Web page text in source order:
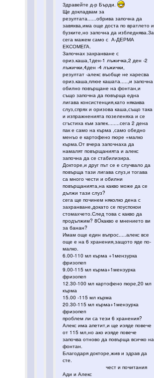
Здравейте д-р Бърди.
Ще докладвам за
резултата......обрива започна да
завяхва,има още доста по вратлето и
бузките,но започна да избледнява.За
сега мажем само с А-ДЕРМА
ЕКСОМЕГА.
Започнах захранване с
ориз.каша,1ден-1 лъжичка,2 ден -2
лъжички,4ден -4 лъжички,
резултат -алекс въобще не харесва
ориз.каша,плюе кашата.....,и започна
обилно повърщане на фонтан,и
също започна да повърща една
лигава консистенция,като някаква
слуз,спрях и оризова каша,също така
и изпражненията позеленяха и се
сгъстиха към запек........сега 2 дена
пак е само на кърма ,само обедно
менъо е картофено пюре +малко
кърма.От вчера започнаха да
намалят повърщанията и алекс
започна да се стабилизира.
Докторе,и друг път се е случвало да
повърща тази лигава слуз,и тогава
са много чести и обилни
повърщанията,на какво може да се
дължи тази слуз?
сега ще починем няколко дена с
захранване,докато се поуспокои
стомахчето.След това с какво да
продължим? 8Oкакво е мнението ви
за банан?
Имам още един въпрос.....алекс все
още е на 6 хранения,защото яде по-
малко.
6.00-110 мл кърма +1мензурка
фризопеп
9.00-115 мл кърма+1мензурка
фризопеп
12.30-100 мл картофено пюре,20 мл
кърма
15.00 -115 мл кърма
20.30-115 мл кърма+1мензурка
фризопеп
проблем ли са тези 6 хранения?
Алекс има апетит,и ще изяде повече
от 115 мл,но ако изяде повече
започва отново да повърща всичко на
фонтан.
Благодаря докторе,жив и здрав да
сте.
чест и почитания
Ади и Алекс